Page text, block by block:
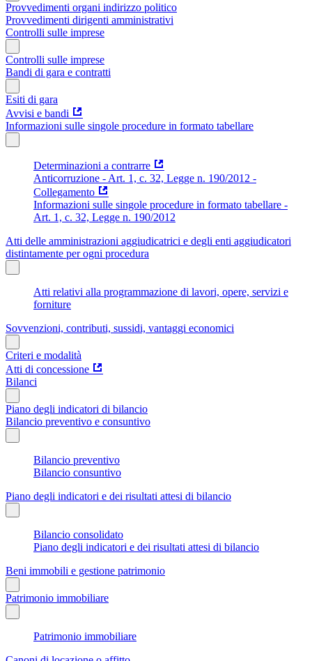
Provvedimenti organi indirizzo politico
Provvedimenti dirigenti amministrativi
Controlli sulle imprese
Controlli sulle imprese
Bandi di gara e contratti
Esiti di gara
Avvisi e bandi
Informazioni sulle singole procedure in formato tabellare
Determinazioni a contrarre
Anticorruzione - Art. 1, c. 32, Legge n. 190/2012 -
Collegamento
Informazioni sulle singole procedure in formato tabellare -
Art. 1, c. 32, Legge n. 190/2012
Atti delle amministrazioni aggiudicatrici e degli enti aggiudicatori
distintamente per ogni procedura
Atti relativi alla programmazione di lavori, opere, servizi e
forniture
Sovvenzioni, contributi, sussidi, vantaggi economici
Criteri e modalità
Atti di concessione
Bilanci
Piano degli indicatori di bilancio
Bilancio preventivo e consuntivo
Bilancio preventivo
Bilancio consuntivo
Piano degli indicatori e dei risultati attesi di bilancio
Bilancio consolidato
Piano degli indicatori e dei risultati attesi di bilancio
Beni immobili e gestione patrimonio
Patrimonio immobiliare
Patrimonio immobiliare